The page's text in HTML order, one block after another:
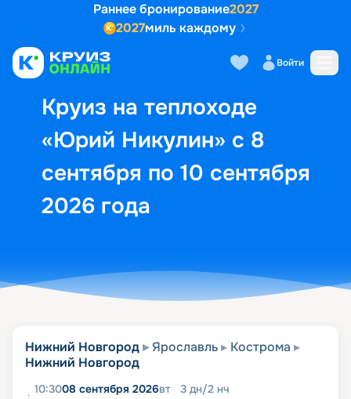
Раннее бронирование2027
2027миль каждому
Войти
Круиз на теплоходе
«Юрий Никулин» с 8
сентября по 10 сентября
2026 года
Выбор кают Маршрут и
Нижний Новгород Ярославль
Кострома
Нижний Новгород
10:3008 сентября 2026вт 3 дн/2 нч